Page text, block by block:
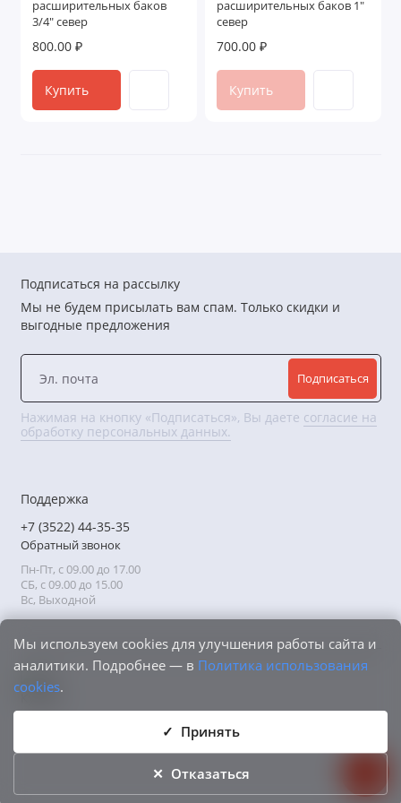
Фиксаторы поворота
Шины
расширительных баков
3/4" север
800.00 ₽
Купить
расширительных баков 1"
север
700.00 ₽
Купить
Мы используем cookies для улучшения работы сайта и
аналитики. Подробнее — в Политика использования
cookies.
Принять
Отказаться
Подписаться на рассылку
Мы не будем присылать вам спам. Только скидки и
выгодные предложения
Подписаться
Нажимая на кнопку «Подписаться», Вы даете согласие на
обработку персональных данных.
Поддержка
+7 (3522) 44-35-35
Обратный звонок
Пн-Пт, с 09.00 до 17.00
СБ, с 09.00 до 15.00
Вс, Выходной